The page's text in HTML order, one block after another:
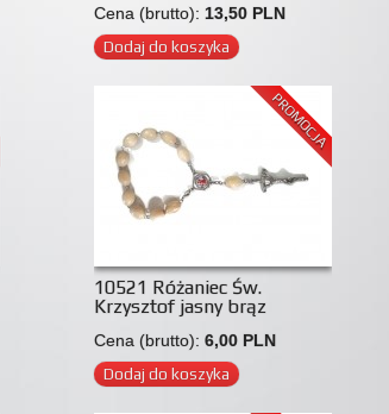
Cena (brutto):13,50 PLN
Dodaj do koszyka
10521 Różaniec Św.
Krzysztof jasny brąz
PROMOCJA
Cena (brutto):6,00 PLN
Dodaj do koszyka